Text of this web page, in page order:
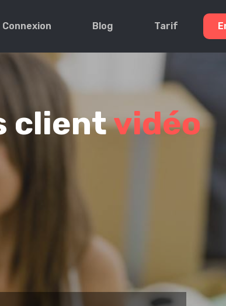
Connexion Blog Tarif
clientvidéo